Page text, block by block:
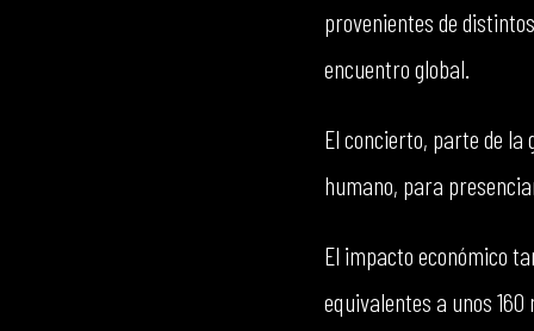
provenientes de
encuentro global.
El concierto, parte de la
humano, para
El impacto económico
equivalentes a unos